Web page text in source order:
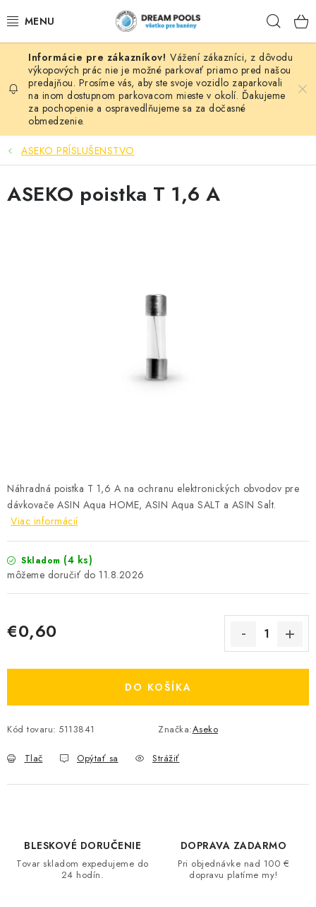
na
BAZÉNY
VÍRIVKY
ASEKO PRÍSLUŠENSTVO
NÁHRADNÉ DIELY
Vážení zákazníci, z dôvodu
výkopových prác nie je možné parkovať priamo pred našou
predajňou. Prosíme vás, aby ste svoje vozidlo zaparkovali
na inom dostupnom parkovacom mieste v okolí. Ďakujeme
za pochopenie a ospravedlňujeme sa za dočasné
obmedzenie.
ASEKO PRÍSLUŠENSTVO
Náhradná poistka T 1,6 A na ochranu elektronických obvodov pre
dávkovače ASIN Aqua HOME, ASIN Aqua SALT a ASIN Salt.
Viac informácií
Skladom (4 ks)
11.8.2026
€0,60
DO KOŠÍKA
Kód tovaru: 5113841 Značka:Aseko
Tlač Opýtať sa Strážiť
ASEKO poistka T 1,6 A
BLESKOVÉ DORUČENIE
Tovar skladom expedujeme do
24 hodín.
DOPRAVA ZADARMO
Pri objednávke nad 100 €
dopravu platíme my!